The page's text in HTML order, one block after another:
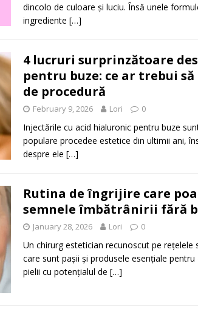
dincolo de culoare și luciu. Însă unele
ingrediente […]
4 lucruri surprinzătoare
pentru buze: ce ar trebui
de procedură
February 9, 2026 Lori 0
Injectările cu acid hialuronic pentru buze
populare procedee estetice din ultimii ani,
despre ele […]
Rutina de îngrijire care
semnele îmbătrânirii fără
January 28, 2026 Lori 0
Un chirurg estetician recunoscut pe rețelele
care sunt pașii și produsele esențiale
pielii cu potențialul de […]